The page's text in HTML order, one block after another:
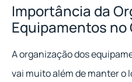
Importância da
Equipamentos no
A organização dos
vai muito além de manter o